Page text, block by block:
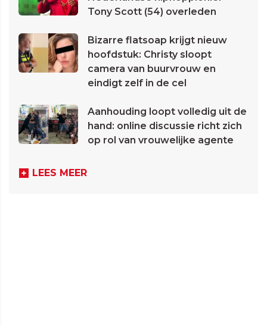
Tony Scott (54) overleden
Bizarre flatsoap krijgt nieuw
hoofdstuk: Christy sloopt
camera van buurvrouw en
eindigt zelf in de cel
Aanhouding loopt volledig uit de
hand: online discussie richt zich
op rol van vrouwelijke agente
LEES MEER